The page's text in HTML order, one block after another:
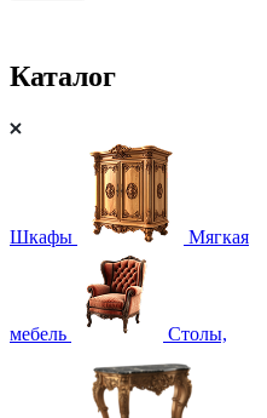
Каталог
Шкафы Мягкая
мебель Столы,